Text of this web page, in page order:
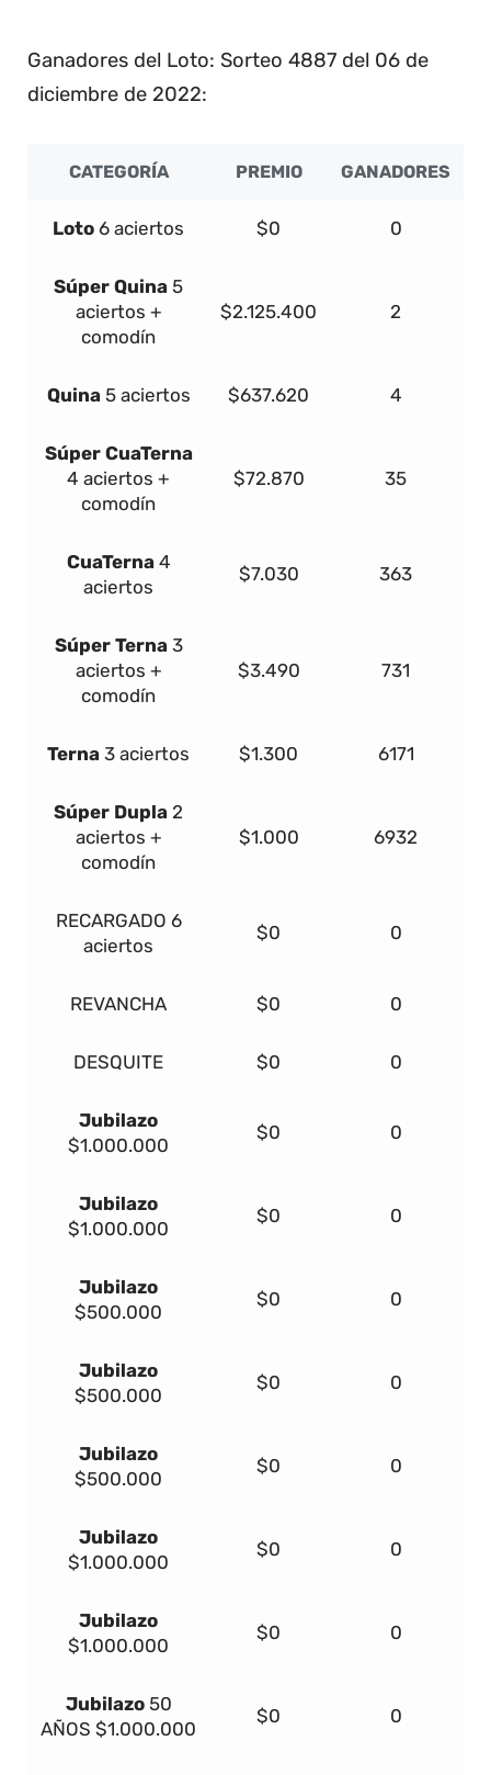
Ganadores del Loto: Sorteo 4887 del 06 de
diciembre de 2022:
CATEGORÍA PREMIO GANADORES
Loto 6 aciertos $0 0
Súper Quina 5
aciertos +
comodín
$2.125.400 2
Quina 5 aciertos $637.620 4
Súper CuaTerna
4 aciertos +
comodín
$72.870 35
CuaTerna 4
aciertos
$7.030 363
Súper Terna 3
aciertos +
comodín
$3.490 731
Terna 3 aciertos $1.300 6171
Súper Dupla 2
aciertos +
comodín
$1.000 6932
RECARGADO 6
aciertos
$0 0
REVANCHA $0 0
DESQUITE $0 0
Jubilazo
$1.000.000
$0 0
Jubilazo
$1.000.000
$0 0
Jubilazo
$500.000
$0 0
Jubilazo
$500.000
$0 0
Jubilazo
$500.000
$0 0
Jubilazo
$1.000.000
$0 0
Jubilazo
$1.000.000
$0 0
Jubilazo50
AÑOS $1.000.000
$0 0